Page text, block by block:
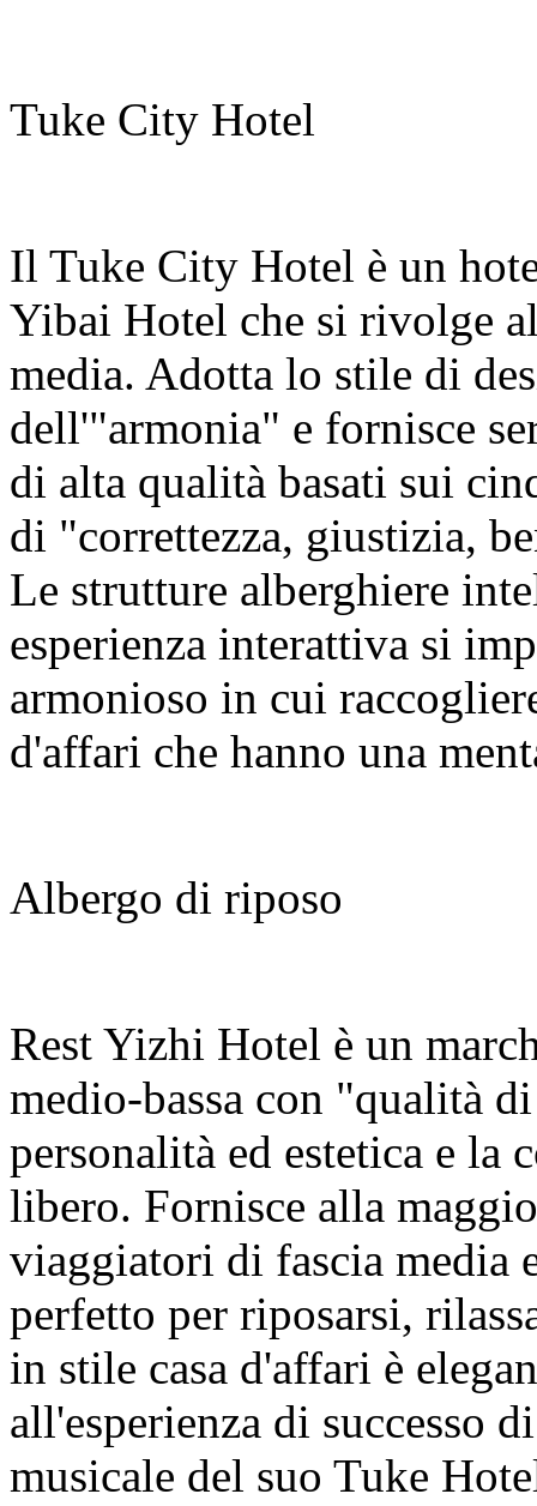
Tuke City Hotel
Il Tuke City Hotel è un
Yibai Hotel che si rivolge
media. Adotta lo stile di
dell'"armonia" e fornisce
di alta qualità basati sui
di "correttezza, giustizia,
Le strutture alberghiere
esperienza interattiva si
armonioso in cui
d'affari che hanno una
Albergo di riposo
Rest Yizhi Hotel è un
medio-bassa con "qualità
personalità ed estetica e la
libero. Fornisce alla
viaggiatori di fascia media
perfetto per riposarsi,
in stile casa d'affari è
all'esperienza di successo
musicale del suo Tuke